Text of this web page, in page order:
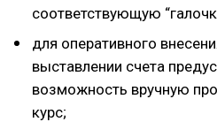
соответствующую
для оперативного
выставлении счета
возможность вручную
курс;